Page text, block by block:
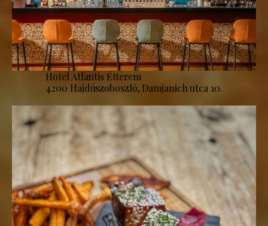
Hotel Atlantis Étterem
4200 Hajdúszoboszló, Damjanich utca 10.